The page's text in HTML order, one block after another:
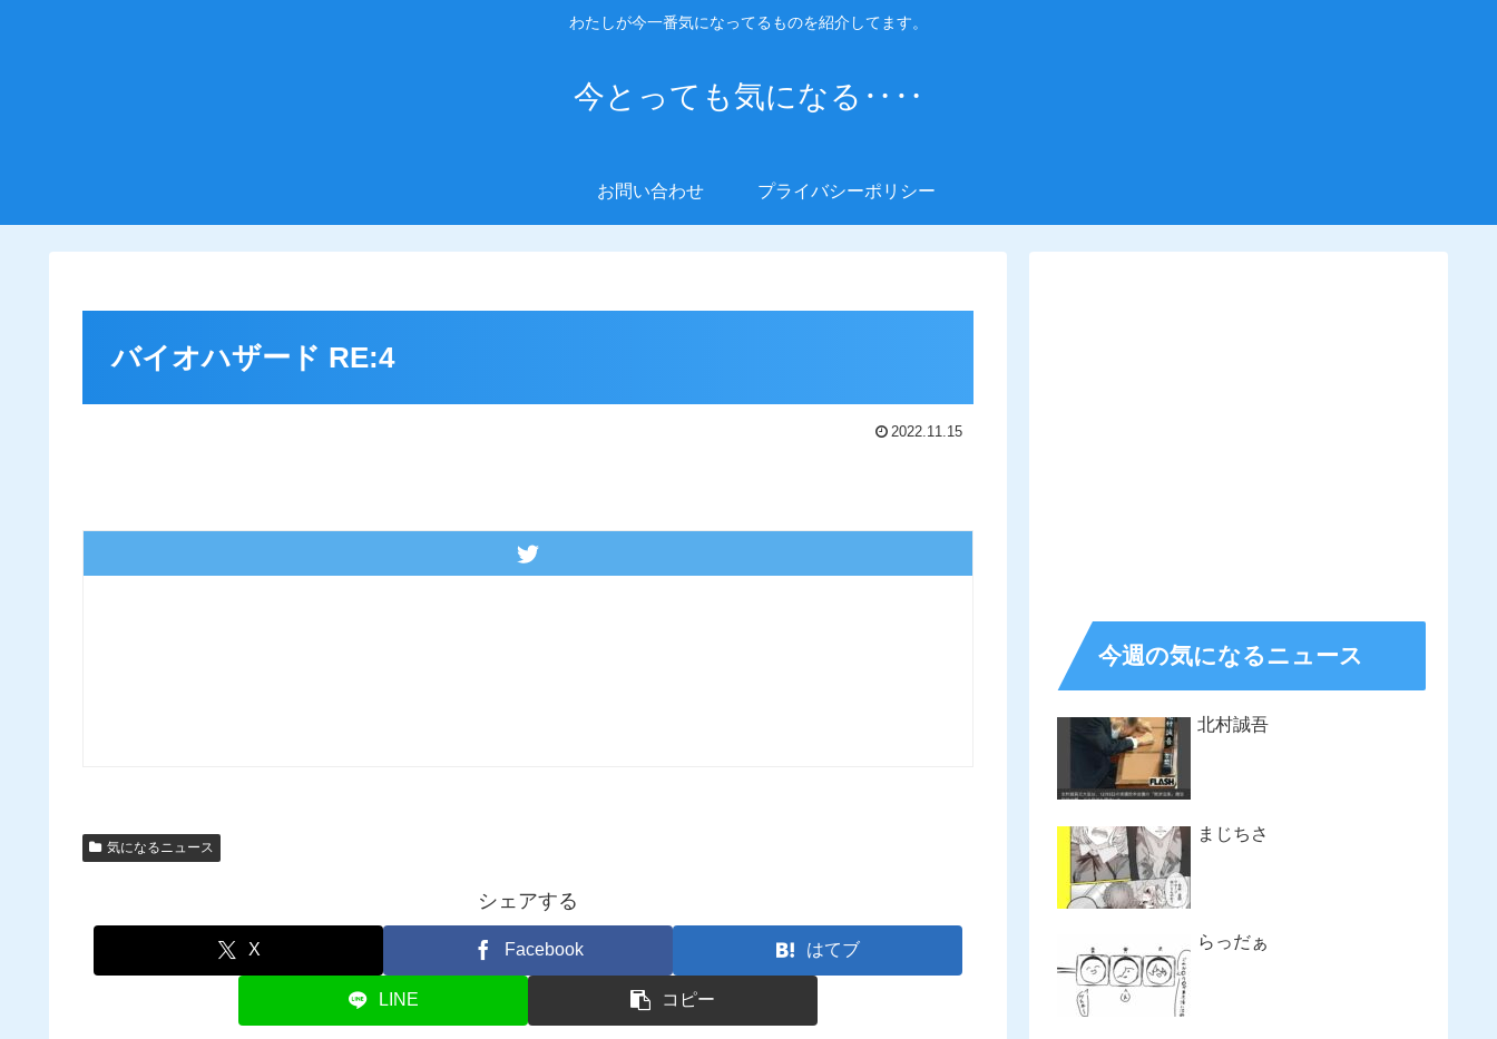
わたしが今一番気になってるものを紹介してます。
今とっても気になる‥‥
お問い合わせ プライバシーポリシー
バイオハザード RE:4
2022.11.15
気になるニュース
シェアする
X Facebook はてブ
LINE コピー
今週の気になるニュース
北村誠吾
まじちさ
らっだぁ